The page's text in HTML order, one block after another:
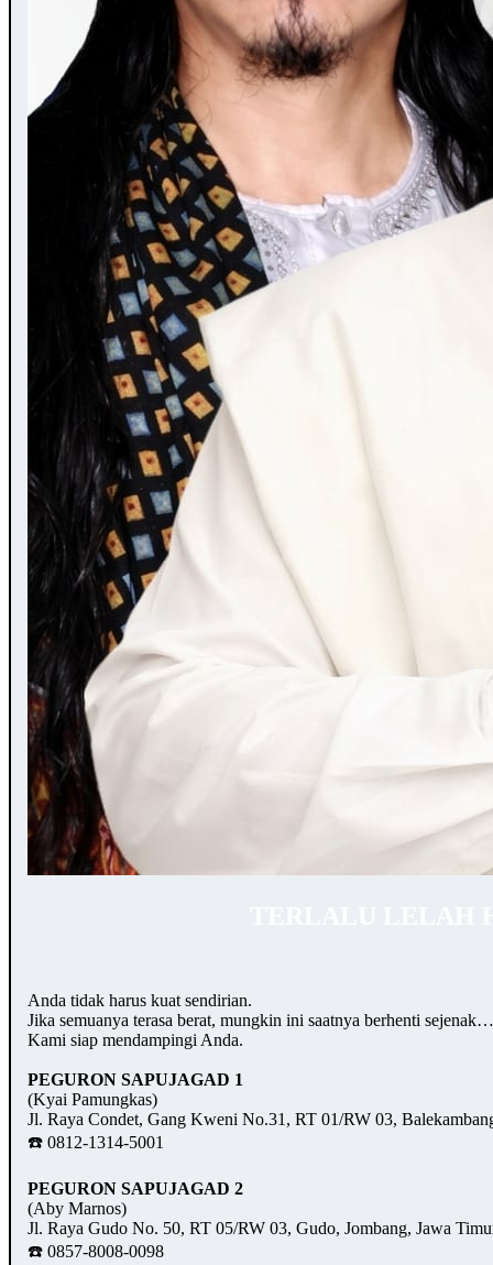
Anda tidak harus kuat sendirian.
Jika semuanya terasa berat, mungkin ini saatnya berhenti
Kami siap mendampingi Anda.
PEGURON SAPUJAGAD 1
(Kyai Pamungkas)
Jl. Raya Condet, Gang Kweni No.31, RT 01/RW 03,
☎️ 0812-1314-5001
PEGURON SAPUJAGAD 2
(Aby Marnos)
Jl. Raya Gudo No. 50, RT 05/RW 03, Gudo, Jombang, Jawa
☎️ 0857-8008-0098